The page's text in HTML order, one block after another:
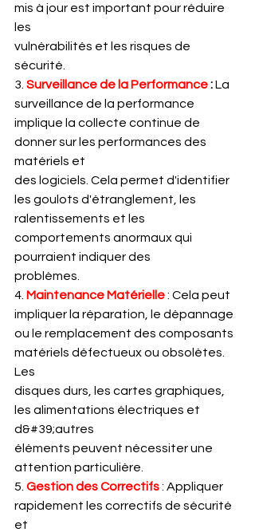
mis à jour est important pour réduire
les
vulnérabilités et les risques de
sécurité.
3. Surveillance de la Performance : La
surveillance de la performance
implique la collecte continue de
donner sur les performances des
matériels et
des logiciels. Cela permet d'identifier
les goulots d'étranglement, les
ralentissements et les
comportements anormaux qui
pourraient indiquer des
problèmes.
4. Maintenance Matérielle: Cela peut
impliquer la réparation, le dépannage
ou le remplacement des composants
matériels défectueux ou obsolètes.
Les
disques durs, les cartes graphiques,
les alimentations électriques et
d&#39;autres
éléments peuvent nécessiter une
attention particulière.
5. Gestion des Correctifs : Appliquer
rapidement les correctifs de sécurité
et